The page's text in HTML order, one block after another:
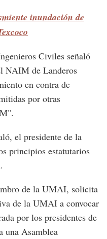
inundación de
Civiles señaló
NAIM de Landeros
en contra de
por otras
el presidente de la
principios estatutarios
de la UMAI, solicita
de la UMAI a convocar
por los presidentes de
una Asamblea